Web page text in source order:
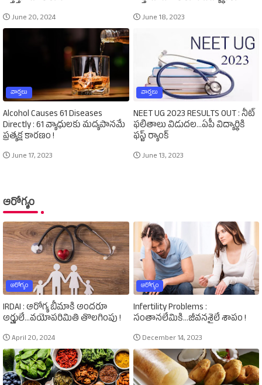
June 20, 2024 June 18, 2023
వార్తలు
Alcohol Causes 61 Diseases
Directly : 61 వ్యాధులకు మద్యపానమే
ప్రత్యక్ష కారణం !
June 17, 2023
వార్తలు
NEET UG 2023 RESULTS OUT : నీట్‌
ఫలితాలు విడుదల...ఏపీ విద్యార్థికి
ఫస్ట్‌ ర్యాంక్‌
June 13, 2023
ఆరోగ్యం
ఆరోగ్యం
IRDAI : ఆరోగ్య బీమాకి అందరూ
అర్హులే...వయోపరిమితి తొలగింపు !
April 20, 2024
ఆరోగ్యం
Infertility Problems :
సంతానలేమికి...జీవనశైలే శాపం !
December 14, 2023